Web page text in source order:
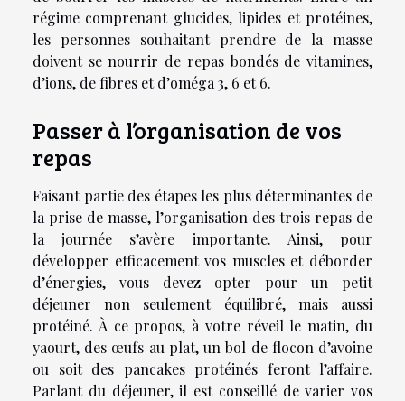
régime comprenant glucides, lipides et protéines,
les personnes souhaitant prendre de la masse
doivent se nourrir de repas bondés de vitamines,
d’ions, de fibres et d’oméga 3, 6 et 6.
Passer à l’organisation de vos
repas
Faisant partie des étapes les plus déterminantes de
la prise de masse, l’organisation des trois repas de
la journée s’avère importante. Ainsi, pour
développer efficacement vos muscles et déborder
d’énergies, vous devez opter pour un petit
déjeuner non seulement équilibré, mais aussi
protéiné. À ce propos, à votre réveil le matin, du
yaourt, des œufs au plat, un bol de flocon d’avoine
ou soit des pancakes protéinés feront l’affaire.
Parlant du déjeuner, il est conseillé de varier vos